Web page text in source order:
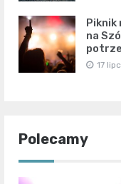
Piknik
na
17
Polecamy